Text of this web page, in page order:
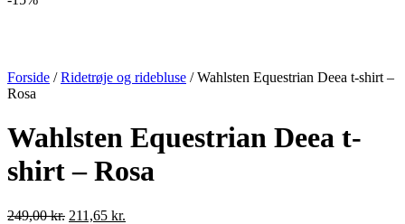
Forside /Ridetrøje og ridebluse / Wahlsten Equestrian Deea t-shirt –
Rosa
Wahlsten Equestrian Deea t-
shirt – Rosa
249,00kr. Den
211,65 kr.